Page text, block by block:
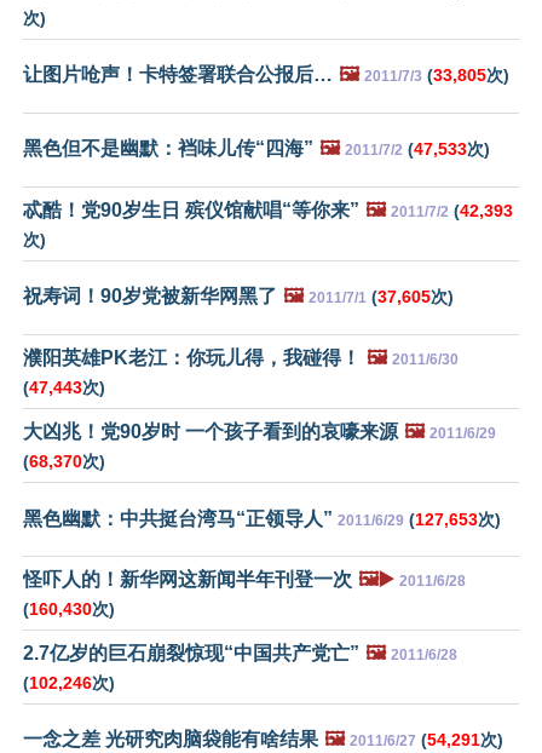
次)
让图片呛声！卡特签署联合公报后… 🖼️ 2011/7/3 (33,805次)
黑色但不是幽默：裆味儿传“四海” 🖼️ 2011/7/2 (47,533次)
忒酷！党90岁生日 殡仪馆献唱“等你来” 🖼️ 2011/7/2 (42,393
次)
祝寿词！90岁党被新华网黑了 🖼️ 2011/7/1 (37,605次)
濮阳英雄PK老江：你玩儿得，我碰得！ 🖼️ 2011/6/30
(47,443次)
大凶兆！党90岁时 一个孩子看到的哀嚎来源 🖼️ 2011/6/29
(68,370次)
黑色幽默：中共挺台湾马“正领导人” 2011/6/29 (127,653次)
怪吓人的！新华网这新闻半年刊登一次 🖼️▶️ 2011/6/28
(160,430次)
2.7亿岁的巨石崩裂惊现“中国共产党亡” 🖼️ 2011/6/28
(102,246次)
一念之差 光研究肉脑袋能有啥结果 🖼️ 2011/6/27 (54,291次)